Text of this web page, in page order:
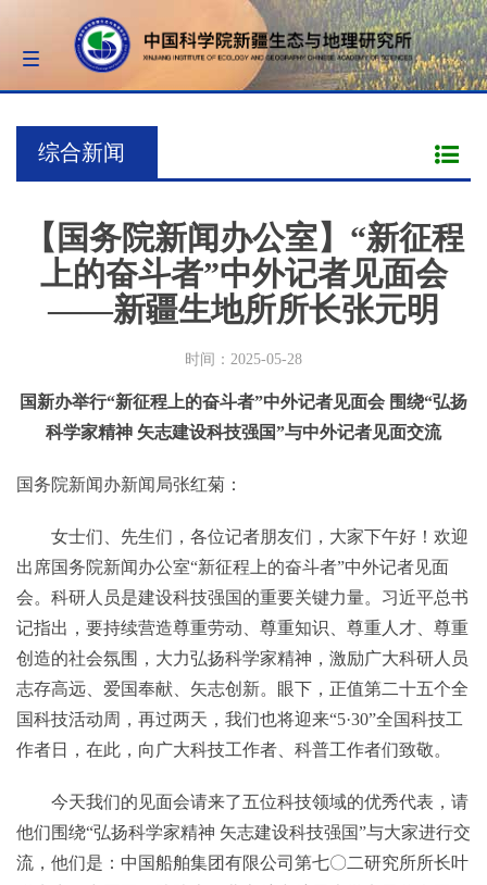
Toggle
navigation
综合新闻
【国务院新闻办公室】“新征程
上的奋斗者”中外记者见面会
——新疆生地所所长张元明
时间：2025-05-28
国新办举行“新征程上的奋斗者”中外记者见面会 围绕“弘扬
科学家精神 矢志建设科技强国”与中外记者见面交流
国务院新闻办新闻局张红菊：
女士们、先生们，各位记者朋友们，大家下午好！欢迎
出席国务院新闻办公室“新征程上的奋斗者”中外记者见面
会。科研人员是建设科技强国的重要关键力量。习近平总书
记指出，要持续营造尊重劳动、尊重知识、尊重人才、尊重
创造的社会氛围，大力弘扬科学家精神，激励广大科研人员
志存高远、爱国奉献、矢志创新。眼下，正值第二十五个全
国科技活动周，再过两天，我们也将迎来“5·30”全国科技工
作者日，在此，向广大科技工作者、科普工作者们致敬。
今天我们的见面会请来了五位科技领域的优秀代表，请
他们围绕“弘扬科学家精神 矢志建设科技强国”与大家进行交
流，他们是：中国船舶集团有限公司第七〇二研究所所长叶